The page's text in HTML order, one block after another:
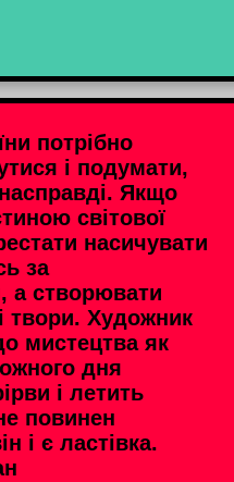
потрібно
і подумати,
Якщо
світової
насичувати
за
а створювати
твори. Художник
мистецтва як
дня
і летить
повинен
і є ластівка.